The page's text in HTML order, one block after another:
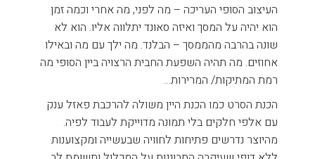
העיצוב הסופי העריכה – מה לפני, מה אחרי וכמה זמן
הוא יהיה על המסך ואיזה סאונד יתלווה אליו. הוא לא
שונה בהרבה מהממסך – הבלנד. מה ילך עם מה ובאילו
אחוזים. מה תהיה השפעת החבית הרצויה ביין הסופי מה
רמת המתיקות/ המרירות…
הכנת הסרט כמו הכנת היין משולה להרכבת פאזל ענק
עם אלפי חלקים בלי תמונה מדוייקת לעבוד לפיה.
מהיוצר נדרשים פתיחות לחוויה שבעשייה ומקצוענות